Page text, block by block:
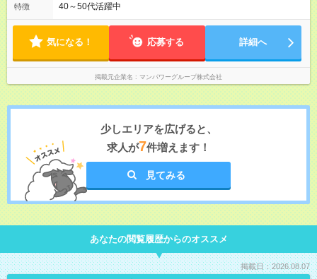
特徴 40～50代活躍中
気になる！ 応募する 詳細へ
掲載元企業名 マンパワーグループ株式会社
少しエリアを広げると、
求人が7件増えます！
見てみる
あなたの閲覧履歴からのオススメ
掲載日：2026.08.07